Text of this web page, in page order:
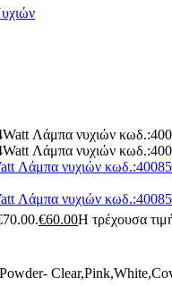
Λάμπα νυχιών
Λάμπα νυχιών
€60.00Η τρέχουσα